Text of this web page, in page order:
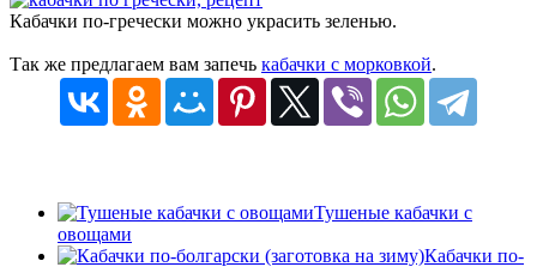
Кабачки по-гречески можно украсить зеленью.
Так же предлагаем вам запечь кабачки с морковкой.
Тушеные кабачки с
овощами
Кабачки по-